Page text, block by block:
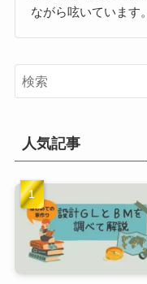
ながら呟いています。
人気記事